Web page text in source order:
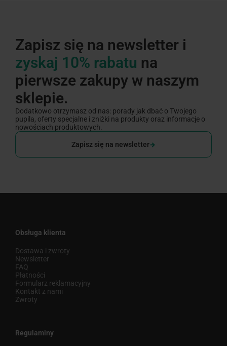
Zapisz się na newsletter i
zyskaj 10% rabatu na
pierwsze zakupy w naszym
sklepie.
Dodatkowo otrzymasz od nas: porady jak dbać o Twojego
pupila, oferty specjalne i zniżki na produkty oraz informacje o
nowościach produktowych.
Zapisz się na newsletter
Obsługa klienta
Dostawa i zwroty
Newsletter
FAQ
Płatności
Formularz reklamacyjny
Kontakt z nami
Zwroty
Regulaminy